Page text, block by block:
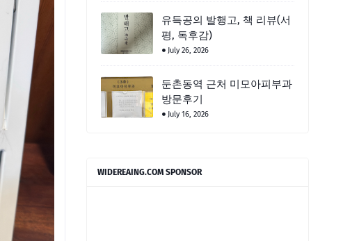
유득공의 발행고, 책 리뷰(서
평, 독후감)
July 26, 2026
둔촌동역 근처 미모아피부과
방문후기
July 16, 2026
WIDEREAING.COM SPONSOR